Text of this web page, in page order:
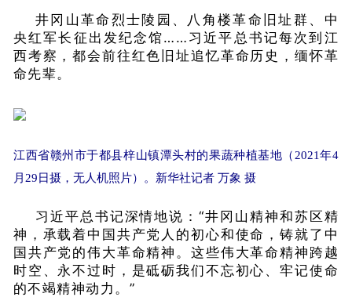
井冈山革命烈士陵园、八角楼革命旧址群、中
央红军长征出发纪念馆……习近平总书记每次到江
西考察，都会前往红色旧址追忆革命历史，缅怀革
命先辈。
江西省赣州市于都县梓山镇潭头村的果蔬种植基地（2021年4
月29日摄，无人机照片）。新华社记者 万象 摄
习近平总书记深情地说：“井冈山精神和苏区精
神，承载着中国共产党人的初心和使命，铸就了中
国共产党的伟大革命精神。这些伟大革命精神跨越
时空、永不过时，是砥砺我们不忘初心、牢记使命
的不竭精神动力。”